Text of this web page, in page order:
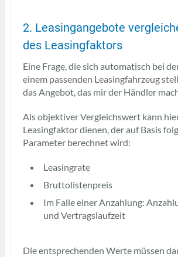
2. Leasingangebote
des Leasingfaktors
Eine Frage, die sich automatisch bei
einem passenden Leasingfahrzeug
das Angebot, das mir der Händler
Als objektiver Vergleichswert kann
Leasingfaktor dienen, der auf Basis
Parameter berechnet wird:
Leasingrate
Bruttolistenpreis
Im Falle einer Anzahlung:
und Vertragslaufzeit
Die entsprechenden Werte müssen